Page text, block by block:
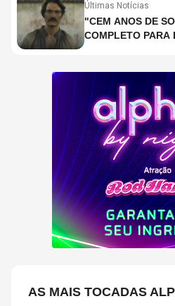
Últimas Notícias
"CEM ANOS DE
COMPLETO PARA
AS MAIS TOCADAS